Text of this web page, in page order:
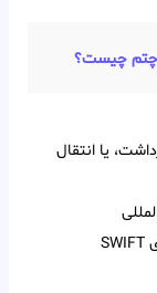
چتم چیست؟
یا انتقال